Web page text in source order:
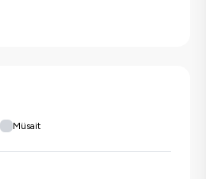
Müsait